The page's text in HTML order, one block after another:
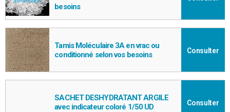
besoins
Tamis Moléculaire 3A en vrac ou
conditionné selon vos besoins
Consulter
SACHET DESHYDRATANT ARGILE
avec indicateur coloré 1/50 UD
Consulter